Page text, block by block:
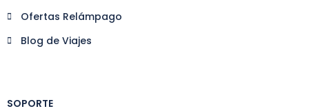
Ofertas Relámpago
Blog de Viajes
SOPORTE